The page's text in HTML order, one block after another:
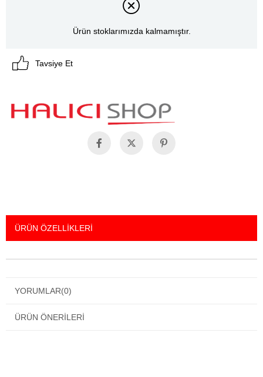
Ürün stoklarımızda kalmamıştır.
Tavsiye Et
ÜRÜN ÖZELLIKLERI
YORUMLAR(0)
ÜRÜN ÖNERILERI